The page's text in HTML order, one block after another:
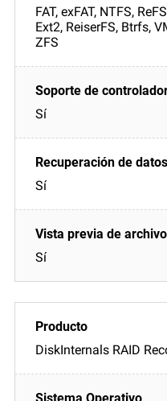
FAT, exFAT, NTFS,
Ext2, ReiserFS, Btrfs,
ZFS
Sí
Sí
Sí
DiskInternals RAID